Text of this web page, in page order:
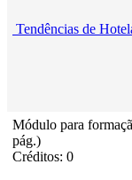
Tendências de
Módulo para
pág.)
Créditos: 0